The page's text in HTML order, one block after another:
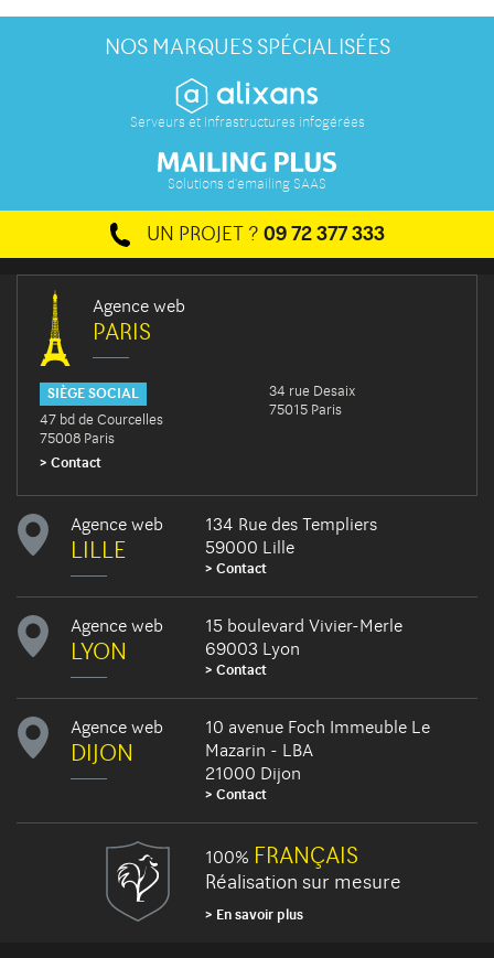
NOS MARQUES SPÉCIALISÉES
Serveurs et Infrastructures infogérées
Solutions d'emailing SAAS
UN PROJET ? 09 72 377 333
Agence web
PARIS
SIÈGE SOCIAL
47 bd de Courcelles
75008 Paris
34 rue Desaix
75015 Paris
Contact
Agence web
LILLE
134 Rue des Templiers
59000 Lille
Contact
Agence web
LYON
15 boulevard Vivier-Merle
69003 Lyon
Contact
Agence web
DIJON
10 avenue Foch Immeuble Le
Mazarin - LBA
21000 Dijon
Contact
100% FRANÇAIS
Réalisation sur mesure
En savoir plus